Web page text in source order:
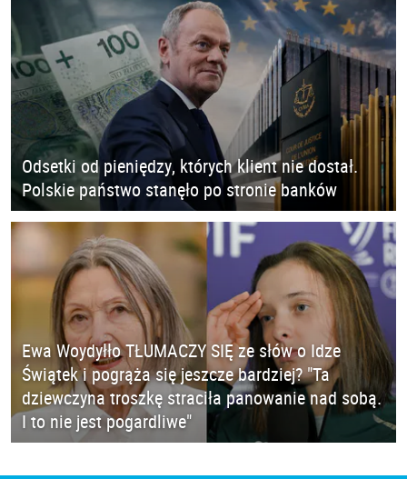
Odsetki od pieniędzy, których klient nie dostał.
Polskie państwo stanęło po stronie banków
Ewa Woydyłło TŁUMACZY SIĘ ze słów o Idze
Świątek i pogrąża się jeszcze bardziej? "Ta
dziewczyna troszkę straciła panowanie nad sobą.
I to nie jest pogardliwe"